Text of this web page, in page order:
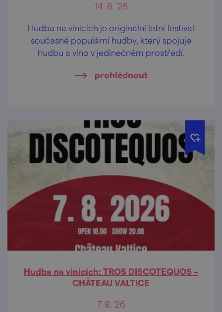
14. 8. '26
Hudba na vinicích je originální letní festival
současné populární hudby, který spojuje
hudbu a víno v jedinečném prostředí.
prohlédnout
Hudba na vinicích: TROS DISCOTEQUOS –
CHÂTEAU VALTICE
7. 8. '26